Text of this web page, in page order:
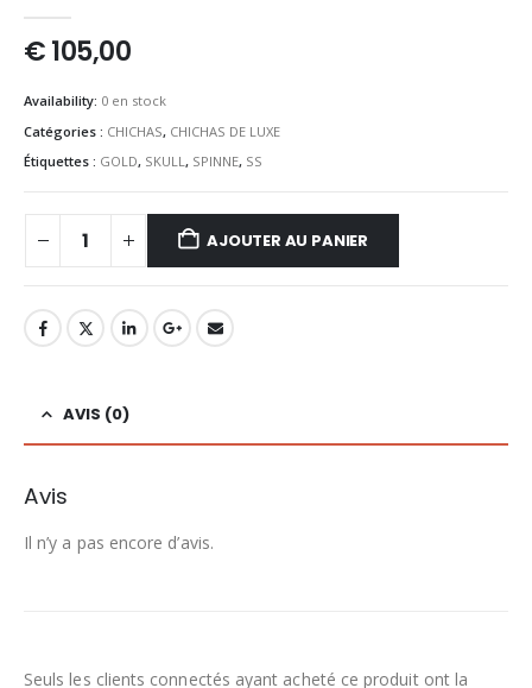
€105,00
Availability: 0 en stock
Catégories : CHICHAS, CHICHAS DE LUXE
Étiquettes : GOLD, SKULL, SPINNE, SS
AJOUTER AU PANIER
AVIS (0)
Avis
Il n’y a pas encore d’avis.
Seuls les clients connectés ayant acheté ce produit ont la